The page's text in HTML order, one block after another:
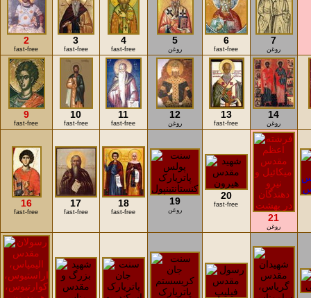
2
fast-free
3
fast-free
4
fast-free
5
روغن
6
fast-free
7
روغن
9
fast-free
10
fast-free
11
fast-free
12
روغن
13
fast-free
14
روغن
16
fast-free
17
fast-free
18
fast-free
19
روغن
20
fast-free
21
روغن